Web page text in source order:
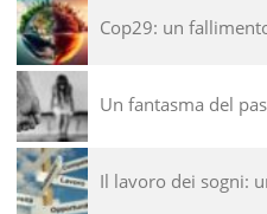
Cop29: un
Un fantasma del
Il lavoro dei sogni: